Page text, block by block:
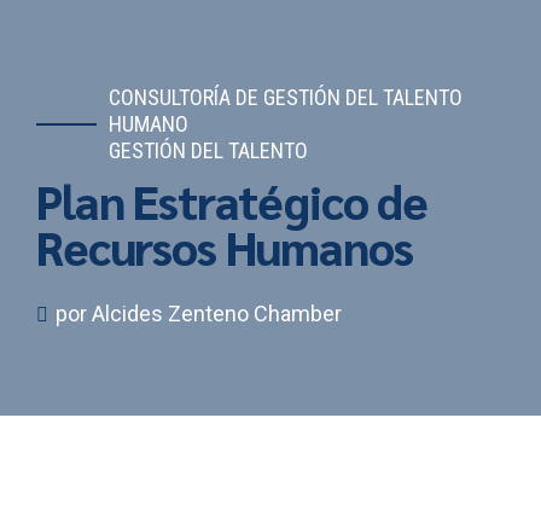
CONSULTORÍA DE GESTIÓN DEL TALENTO
HUMANO
GESTIÓN DEL TALENTO
Plan Estratégico de
Recursos Humanos
por Alcides Zenteno Chamber